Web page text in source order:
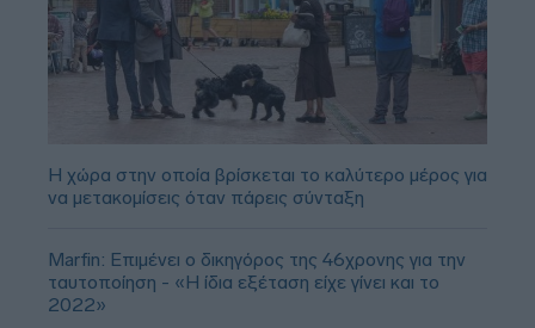
Η χώρα στην οποία βρίσκεται το καλύτερο μέρος για
να μετακομίσεις όταν πάρεις σύνταξη
Marfin: Επιμένει ο δικηγόρος της 46χρονης για την
ταυτοποίηση - «Η ίδια εξέταση είχε γίνει και το
2022»